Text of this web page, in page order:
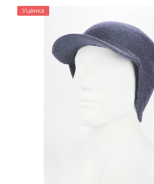
Уценка